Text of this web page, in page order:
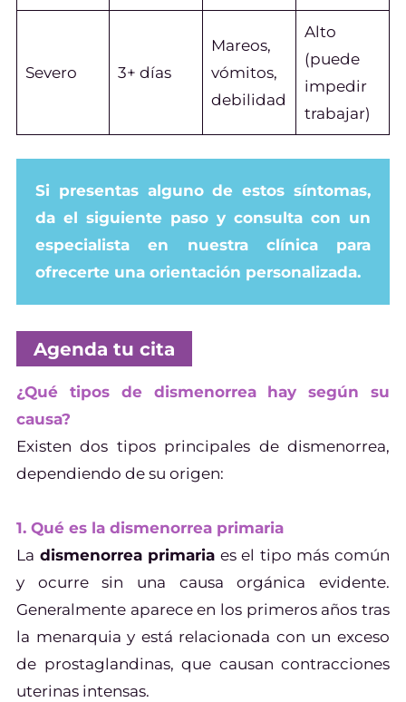
Severo 3+ días
Mareos,
vómitos,
debilidad
Alto
(puede
impedir
trabajar)
Si presentas alguno de estos síntomas,
da el siguiente paso y consulta con un
especialista en nuestra clínica para
ofrecerte una orientación personalizada.
Agenda tu cita
¿Qué tipos de dismenorrea hay según su
causa?
Existen dos tipos principales de dismenorrea,
dependiendo de su origen:
1. Qué es la dismenorrea primaria
La dismenorrea primaria es el tipo más común
y ocurre sin una causa orgánica evidente.
Generalmente aparece en los primeros años tras
la menarquia y está relacionada con un exceso
de prostaglandinas, que causan contracciones
uterinas intensas.